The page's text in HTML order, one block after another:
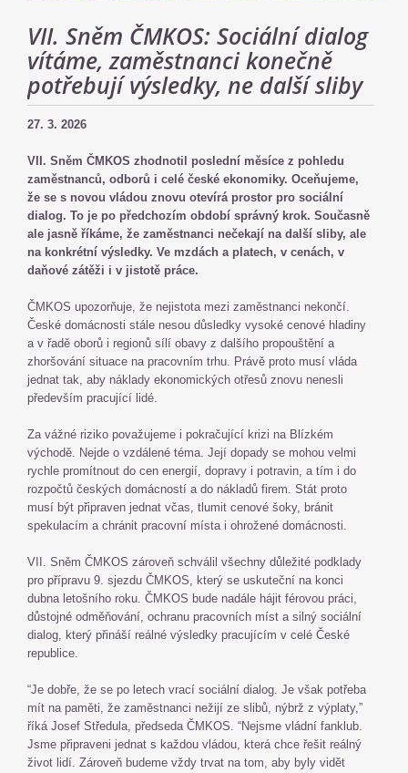
VII. Sněm ČMKOS: Sociální dialog
vítáme, zaměstnanci konečně
potřebují výsledky, ne další sliby
27. 3. 2026
VII. Sněm ČMKOS zhodnotil poslední měsíce z pohledu
zaměstnanců, odborů i celé české ekonomiky. Oceňujeme,
že se s novou vládou znovu otevírá prostor pro sociální
dialog. To je po předchozím období správný krok. Současně
ale jasně říkáme, že zaměstnanci nečekají na další sliby, ale
na konkrétní výsledky. Ve mzdách a platech, v cenách, v
daňové zátěži i v jistotě práce.
ČMKOS upozorňuje, že nejistota mezi zaměstnanci nekončí.
České domácnosti stále nesou důsledky vysoké cenové hladiny
a v řadě oborů i regionů sílí obavy z dalšího propouštění a
zhoršování situace na pracovním trhu. Právě proto musí vláda
jednat tak, aby náklady ekonomických otřesů znovu nenesli
především pracující lidé.
Za vážné riziko považujeme i pokračující krizi na Blízkém
východě. Nejde o vzdálené téma. Její dopady se mohou velmi
rychle promítnout do cen energií, dopravy i potravin, a tím i do
rozpočtů českých domácností a do nákladů firem. Stát proto
musí být připraven jednat včas, tlumit cenové šoky, bránit
spekulacím a chránit pracovní místa i ohrožené domácnosti.
VII. Sněm ČMKOS zároveň schválil všechny důležité podklady
pro přípravu 9. sjezdu ČMKOS, který se uskuteční na konci
dubna letošního roku. ČMKOS bude nadále hájit férovou práci,
důstojné odměňování, ochranu pracovních míst a silný sociální
dialog, který přináší reálné výsledky pracujícím v celé České
republice.
“Je dobře, že se po letech vrací sociální dialog. Je však potřeba
mít na paměti, že zaměstnanci nežijí ze slibů, nýbrž z výplaty,”
říká Josef Středula, předseda ČMKOS. “Nejsme vládní fanklub.
Jsme připraveni jednat s každou vládou, která chce řešit reálný
život lidí. Zároveň budeme vždy trvat na tom, aby byly vidět